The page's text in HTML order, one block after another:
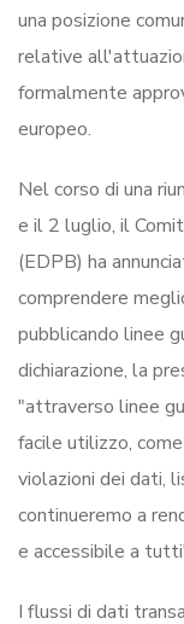
una posizione
relative
formalmente
europeo.
Nel corso di una
e il 2 luglio, il
(EDPB) ha
comprendere
pubblicando linee
dichiarazione, la
"attraverso linee
facile utilizzo,
violazioni dei dati,
continueremo a
e accessibile a
I flussi di dati